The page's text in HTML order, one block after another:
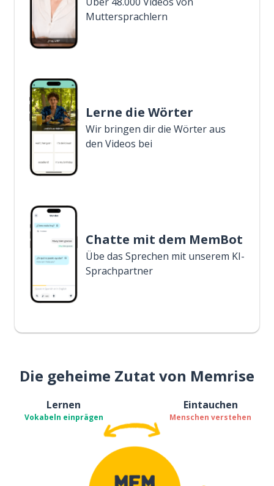
Muttersprachlern
Lerne die Wörter
Wir bringen dir die Wörter aus
den Videos bei
Chatte mit dem MemBot
Übe das Sprechen mit unserem KI-
Sprachpartner
Die geheime Zutat von Memrise
Lernen
Vokabeln einprägen
Eintauchen
Menschen verstehen